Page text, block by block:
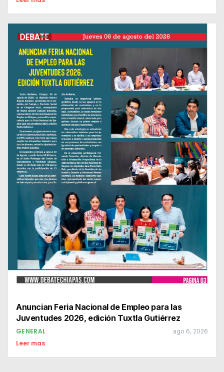
Anuncian Feria Nacional de Empleo para las
Juventudes 2026, edición Tuxtla Gutiérrez
GENERAL ago 6, 2026
Leer mas